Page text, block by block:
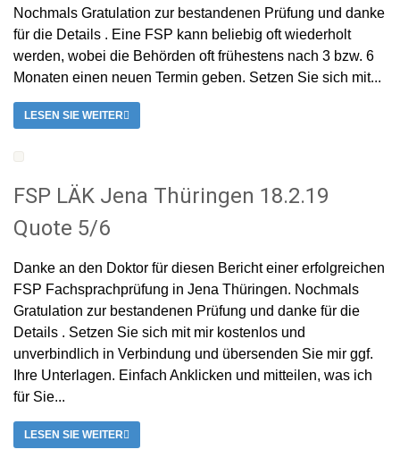
Nochmals Gratulation zur bestandenen Prüfung und danke
für die Details . Eine FSP kann beliebig oft wiederholt
werden, wobei die Behörden oft frühestens nach 3 bzw. 6
Monaten einen neuen Termin geben. Setzen Sie sich mit...
LESEN SIE WEITER
FSP LÄK Jena Thüringen 18.2.19
Quote 5/6
Danke an den Doktor für diesen Bericht einer erfolgreichen
FSP Fachsprachprüfung in Jena Thüringen. Nochmals
Gratulation zur bestandenen Prüfung und danke für die
Details . Setzen Sie sich mit mir kostenlos und
unverbindlich in Verbindung und übersenden Sie mir ggf.
Ihre Unterlagen. Einfach Anklicken und mitteilen, was ich
für Sie...
LESEN SIE WEITER